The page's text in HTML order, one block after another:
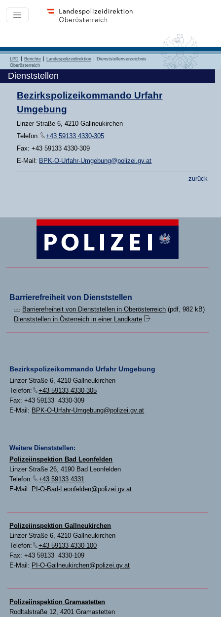
LPD Berichte Landespolizeidirektion
Dienststellenverzeichnis
Oberösterreich
Dienststellen
Bezirkspolizeikommando Urfahr
Umgebung
Linzer Straße 6, 4210 Gallneukirchen
Telefon:
+43 59133 4330-305
Fax: +43 59133 4330-309
E-Mail: BPK-O-Urfahr-Umgebung@polizei.gv.at
zurück
Barrierefreiheit von Dienststellen
Barrierefreiheit von Dienststellen in Oberösterreich (pdf, 982 kB)
Dienststellen in Österreich in einer Landkarte
Bezirkspolizeikommando Urfahr Umgebung
Linzer Straße 6, 4210 Gallneukirchen
Telefon:
+43 59133 4330-305
Fax: +43 59133 4330-309
E-Mail: BPK-O-Urfahr-Umgebung@polizei.gv.at
Weitere Dienststellen:
Polizeiinspektion Bad Leonfelden
Linzer Straße 26, 4190 Bad Leonfelden
Telefon:
+43 59133 4331
E-Mail: PI-O-Bad-Leonfelden@polizei.gv.at
Polizeiinspektion Gallneukirchen
Linzer Straße 6, 4210 Gallneukirchen
Telefon:
+43 59133 4330-100
Fax: +43 59133 4330-109
E-Mail: PI-O-Gallneukirchen@polizei.gv.at
Polizeiinspektion Gramastetten
Rodltalstraße 12, 4201 Gramastetten